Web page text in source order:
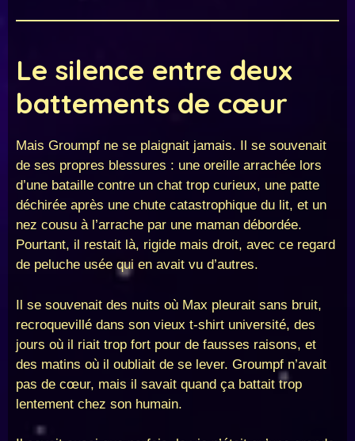
Le silence entre deux
battements de cœur
Mais Groumpf ne se plaignait jamais. Il se souvenait
de ses propres blessures : une oreille arrachée lors
d’une bataille contre un chat trop curieux, une patte
déchirée après une chute catastrophique du lit, et un
nez cousu à l’arrache par une maman débordée.
Pourtant, il restait là, rigide mais droit, avec ce regard
de peluche usée qui en avait vu d’autres.
Il se souvenait des nuits où Max pleurait sans bruit,
recroquevillé dans son vieux t-shirt université, des
jours où il riait trop fort pour de fausses raisons, et
des matins où il oubliait de se lever. Groumpf n’avait
pas de cœur, mais il savait quand ça battait trop
lentement chez son humain.